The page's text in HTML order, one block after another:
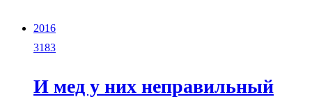
2016
3183
И мед у них неправильный